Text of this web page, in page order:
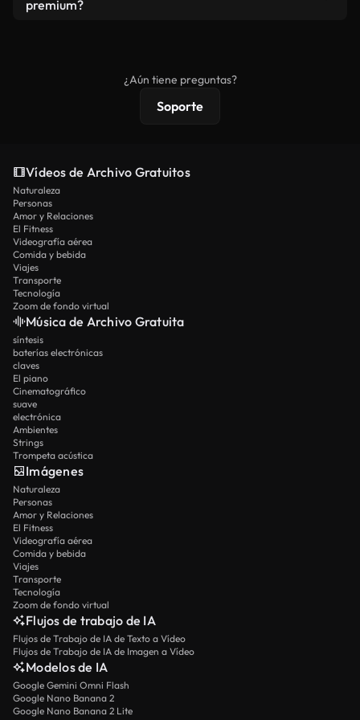
premium?
protecciones de licencia extendidas.
¿Aún tiene preguntas?
Soporte
Vídeos de Archivo Gratuitos
Naturaleza
Personas
Amor y Relaciones
El Fitness
Videografía aérea
Comida y bebida
Viajes
Transporte
Tecnología
Zoom de fondo virtual
Música de Archivo Gratuita
síntesis
baterías electrónicas
claves
El piano
Cinematográfico
suave
electrónica
Ambientes
Strings
Trompeta acústica
Imágenes
Naturaleza
Personas
Amor y Relaciones
El Fitness
Videografía aérea
Comida y bebida
Viajes
Transporte
Tecnología
Zoom de fondo virtual
Flujos de trabajo de IA
Flujos de Trabajo de IA de Texto a Vídeo
Flujos de Trabajo de IA de Imagen a Vídeo
Modelos de IA
Google Gemini Omni Flash
Google Nano Banana 2
Google Nano Banana 2 Lite